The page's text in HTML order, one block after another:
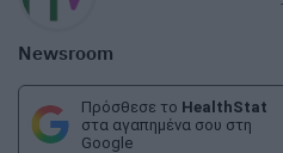
Newsroom
Πρόσθεσε το HealthStat
στα αγαπημένα σου στη
Google